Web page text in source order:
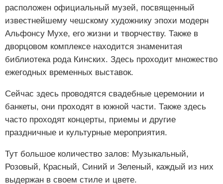
расположен официальный музей, посвященный
известнейшему чешскому художнику эпохи модерн
Альфонсу Мухе, его жизни и творчеству. Также в
дворцовом комплексе находится знаменитая
библиотека рода Кинских. Здесь проходит множество
ежегодных временных выставок.
Сейчас здесь проводятся свадебные церемонии и
банкеты, они проходят в южной части. Также здесь
часто проходят концерты, приемы и другие
праздничные и культурные мероприятия.
Тут большое количество залов: Музыкальный,
Розовый, Красный, Синий и Зеленый, каждый из них
выдержан в своем стиле и цвете.